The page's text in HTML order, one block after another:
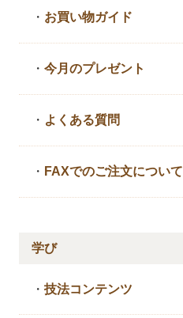
・ お買い物ガイド
・今月のプレゼント
・ よくある質問
・ FAXでのご注文について
学び
・技法コンテンツ